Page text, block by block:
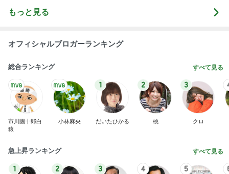
もっと見る
オフィシャルブロガーランキング
総合ランキング すべて見る
市川團十郎白
猿
小林麻央
1
だいたひかる
2
桃
3
クロ
急上昇ランキング すべて見る
1 2 3 4 5